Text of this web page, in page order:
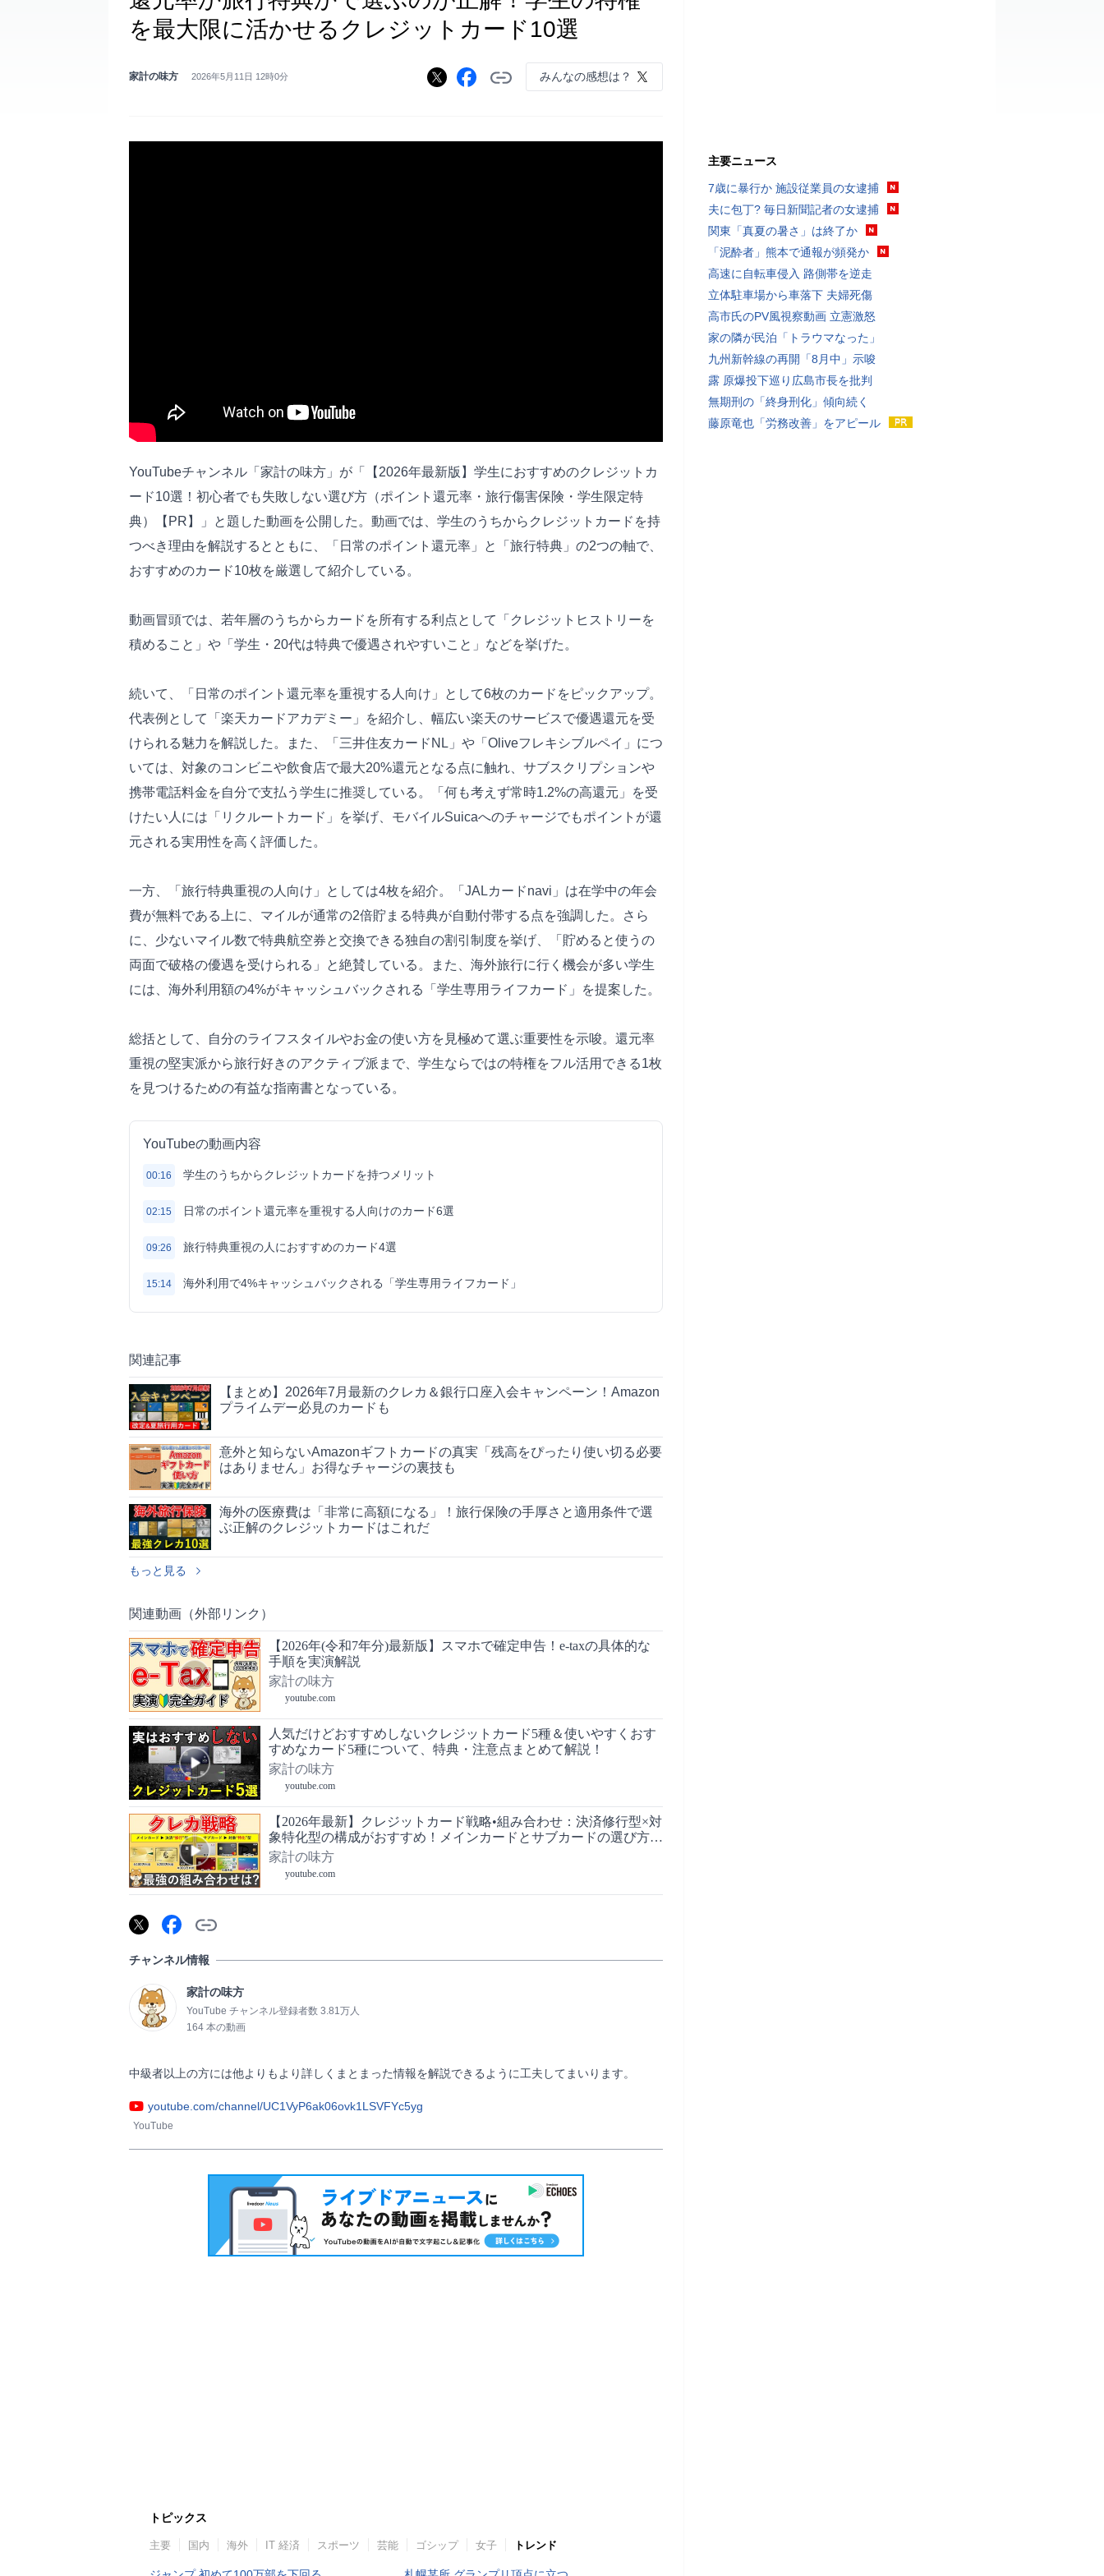
を最大限に活かせるクレジットカード10選
家計の味方 2026年5月11日 12時0分 みんなの感想は？
YouTubeチャンネル「家計の味方」が「【2026年最新版】学生におすすめのクレジットカ
ード10選！初心者でも失敗しない選び方（ポイント還元率・旅行傷害保険・学生限定特
典）【PR】」と題した動画を公開した。動画では、学生のうちからクレジットカードを持
つべき理由を解説するとともに、「日常のポイント還元率」と「旅行特典」の2つの軸で、
おすすめのカード10枚を厳選して紹介している。
動画冒頭では、若年層のうちからカードを所有する利点として「クレジットヒストリーを
積めること」や「学生・20代は特典で優遇されやすいこと」などを挙げた。
続いて、「日常のポイント還元率を重視する人向け」として6枚のカードをピックアップ。
代表例として「楽天カードアカデミー」を紹介し、幅広い楽天のサービスで優遇還元を受
けられる魅力を解説した。また、「三井住友カードNL」や「Oliveフレキシブルペイ」につ
いては、対象のコンビニや飲食店で最大20%還元となる点に触れ、サブスクリプションや
携帯電話料金を自分で支払う学生に推奨している。「何も考えず常時1.2%の高還元」を受
けたい人には「リクルートカード」を挙げ、モバイルSuicaへのチャージでもポイントが還
元される実用性を高く評価した。
一方、「旅行特典重視の人向け」としては4枚を紹介。「JALカードnavi」は在学中の年会
費が無料である上に、マイルが通常の2倍貯まる特典が自動付帯する点を強調した。さら
に、少ないマイル数で特典航空券と交換できる独自の割引制度を挙げ、「貯めると使うの
両面で破格の優遇を受けられる」と絶賛している。また、海外旅行に行く機会が多い学生
には、海外利用額の4%がキャッシュバックされる「学生専用ライフカード」を提案した。
総括として、自分のライフスタイルやお金の使い方を見極めて選ぶ重要性を示唆。還元率
重視の堅実派から旅行好きのアクティブ派まで、学生ならではの特権をフル活用できる1枚
を見つけるための有益な指南書となっている。
YouTubeの動画内容
00:16 学生のうちからクレジットカードを持つメリット
02:15 日常のポイント還元率を重視する人向けのカード6選
09:26 旅行特典重視の人におすすめのカード4選
15:14 海外利用で4%キャッシュバックされる「学生専用ライフカード」
関連記事
【まとめ】2026年7月最新のクレカ＆銀行口座入会キャンペーン！Amazon
プライムデー必見のカードも
意外と知らないAmazonギフトカードの真実「残高をぴったり使い切る必要
はありません」お得なチャージの裏技も
海外の医療費は「非常に高額になる」！旅行保険の手厚さと適用条件で選
ぶ正解のクレジットカードはこれだ
もっと見る
関連動画（外部リンク）
【2026年(令和7年分)最新版】スマホで確定申告！e-taxの具体的な
手順を実演解説
家計の味方
youtube.com
人気だけどおすすめしないクレジットカード5種＆使いやすくおす
すめなカード5種について、特典・注意点まとめて解説！
家計の味方
youtube.com
【2026年最新】クレジットカード戦略•組み合わせ：決済修行型×対
象特化型の構成がおすすめ！メインカードとサブカードの選び方・
おすすめカードを解説
家計の味方
youtube.com
チャンネル情報
家計の味方
YouTube チャンネル登録者数 3.81万人
164 本の動画
youtube.com/channel/UC1VyP6ak06ovk1LSVFYc5yg
YouTube
トピックス
主要 国内 海外 IT 経済 スポーツ 芸能 ゴシップ 女子 トレンド
主要ニュース
7歳に暴行か 施設従業員の女逮捕
夫に包丁? 毎日新聞記者の女逮捕
関東「真夏の暑さ」は終了か
「泥酔者」熊本で通報が頻発か
高速に自転車侵入 路側帯を逆走
立体駐車場から車落下 夫婦死傷
高市氏のPV風視察動画 立憲激怒
家の隣が民泊「トラウマなった」
九州新幹線の再開「8月中」示唆
露 原爆投下巡り広島市長を批判
無期刑の「終身刑化」傾向続く
藤原竜也「労務改善」をアピール